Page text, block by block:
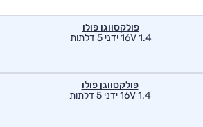
פולקסווגן פולו
1.4 16V ידני 5 דלתות
פולקסווגן פולו
1.4 16V ידני 5 דלתות